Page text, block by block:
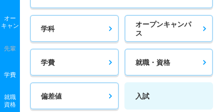
オー
キャン
先輩
学費
就職
資格
学科
オープンキャンパ
ス
学費 就職・資格
偏差値 入試